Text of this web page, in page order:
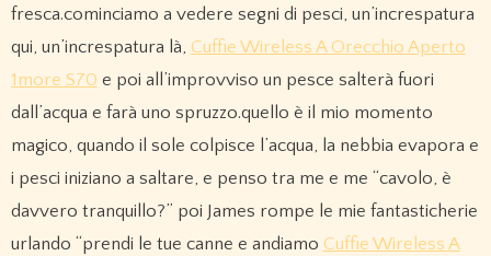
fresca.cominciamo a vedere segni di pesci, un’increspatura
qui, un’increspatura là, Cuffie Wireless A Orecchio Aperto
1more S70 e poi all’improvviso un pesce salterà fuori
dall’acqua e farà uno spruzzo.quello è il mio momento
magico, quando il sole colpisce l’acqua, la nebbia evapora e
i pesci iniziano a saltare, e penso tra me e me “cavolo, è
davvero tranquillo?” poi James rompe le mie fantasticherie
urlando “prendi le tue canne e andiamo Cuffie Wireless A